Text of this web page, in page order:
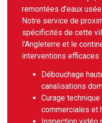
remontées d’eaux
Notre service de
spécificités de cette
l’Angleterre et le
interventions efficaces :
Débouchage
canalisations
Curage
commerciales et